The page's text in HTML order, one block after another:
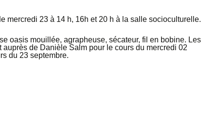
mercredi 23 à 14 h, 16h et 20 h à la salle socioculturelle.
oasis mouillée, agrapheuse, sécateur, fil en bobine. Les
de Danièle Salm pour le cours du mercredi 02
du 23 septembre.